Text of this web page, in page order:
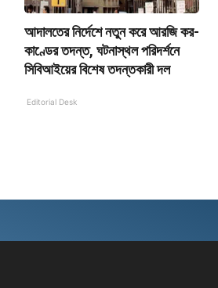
আদালতের নির্দেশে নতুন করে আরজি কর-
কাণ্ডের তদন্ত, ঘটনাস্থল পরিদর্শনে
সিবিআইয়ের বিশেষ তদন্তকারী দল
Editorial Desk